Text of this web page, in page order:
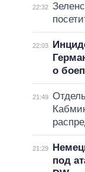
22:32
22:03
о
21:49
21:29
под